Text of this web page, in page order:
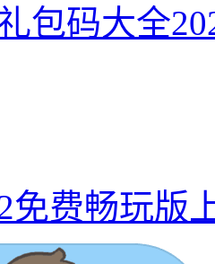
包码大全
免费畅玩版